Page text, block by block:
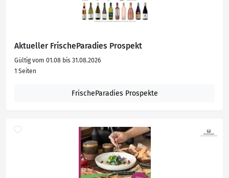
Aktueller FrischeParadies Prospekt
Gültig vom 01.08 bis 31.08.2026
1 Seiten
FrischeParadies Prospekte